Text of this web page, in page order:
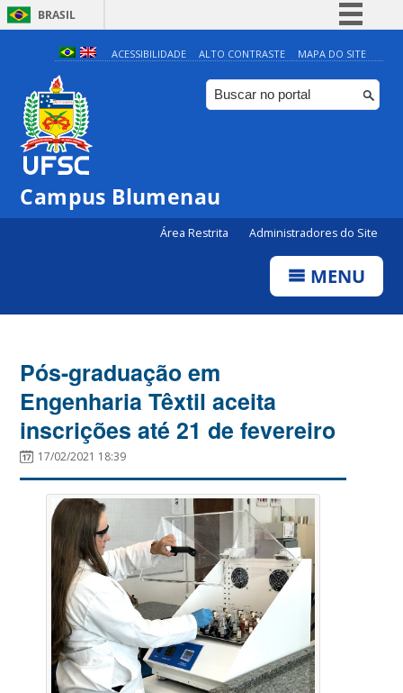
BRASIL
Simplifique!
Comunica BR
Participe
ACESSIBILIDADE ALTO CONTRASTE MAPA DO SITE
Campus Blumenau
Área Restrita Administradores do Site
MENU
Pós-graduação em
Engenharia Têxtil aceita
inscrições até 21 de fevereiro
17/02/2021 18:39